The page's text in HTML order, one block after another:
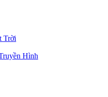
Trời
Hình